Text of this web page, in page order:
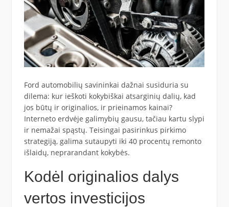
Ford automobilių savininkai dažnai susiduria su
dilema: kur ieškoti kokybiškai atsarginių dalių, kad
jos būtų ir originalios, ir prieinamos kainai?
Interneto erdvėje galimybių gausu, tačiau kartu slypi
ir nemažai spąstų. Teisingai pasirinkus pirkimo
strategiją, galima sutaupyti iki 40 procentų remonto
išlaidų, neprarandant kokybės.
Kodėl originalios dalys
vertos investicijos